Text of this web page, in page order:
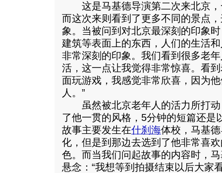
这是马基德导演第二次来北京，
而这次来则看到了更多不同的景点
象。当被问到对北京最深刻的印象
建筑等表面上的东西，人们的生活
非常深刻的印象。我们看到很多老
活，这一点让我觉得非常惊喜。看
面玩游戏，我感觉非常欣喜，因为
人。”
虽然被北京老年人的活力所打动
了他一贯的风格，5分钟的短篇还是
故事主要发生在什刹海体校，马基
化，但是到那边去选到了他非常喜
色。而当我们问起故事的内容时，
悬念：“我想等到拍摄结束以后大家